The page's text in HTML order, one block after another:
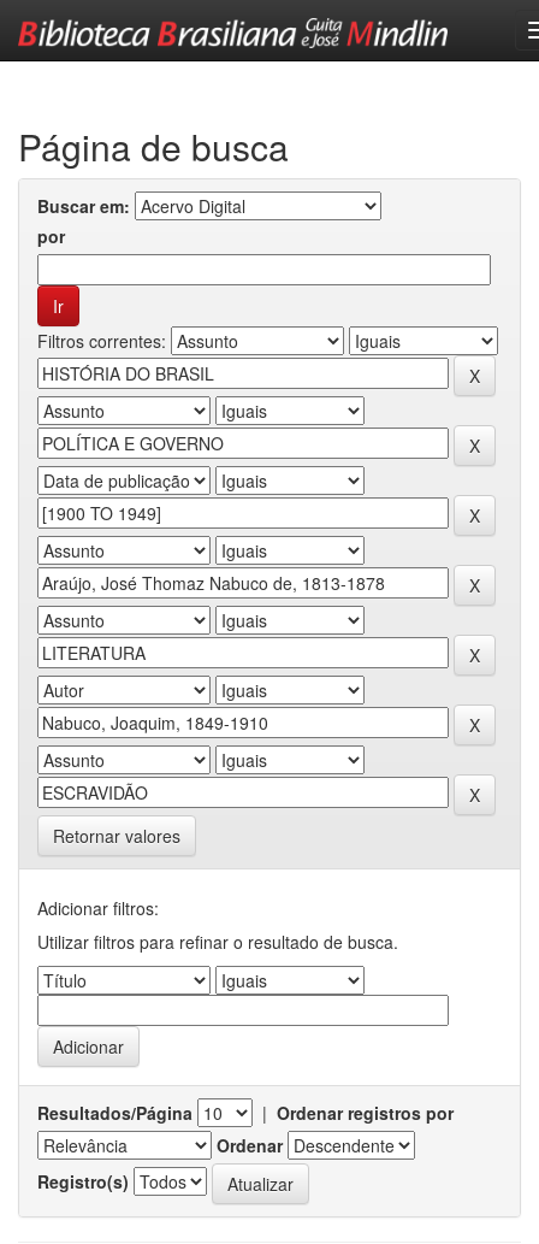
Página de busca
Buscar em:
por
Filtros correntes:
Retornar valores
Adicionar filtros:
Utilizar filtros para refinar o resultado de busca.
Resultados/Página | Ordenar registros por
Ordenar
Registro(s)